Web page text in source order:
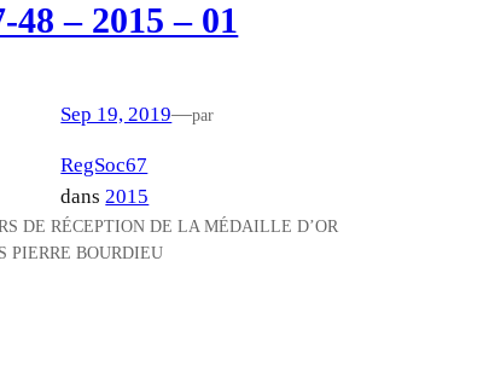
48 – 2015 – 01
Sep 19, 2019—par
RegSoc67
dans2015
DE RÉCEPTION DE LA MÉDAILLE D’OR
PIERRE BOURDIEU